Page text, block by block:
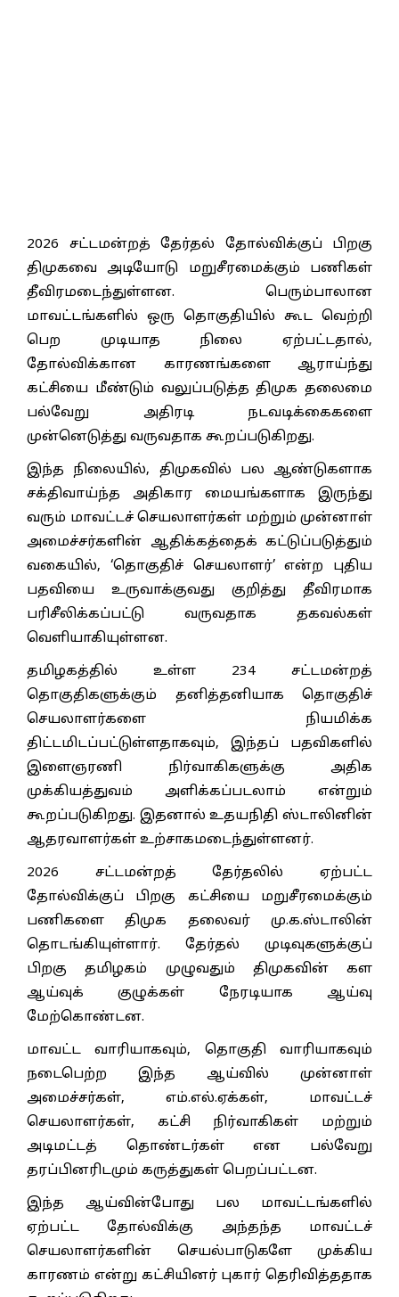
2026 சட்டமன்றத் தேர்தல் தோல்விக்குப் பிறகு
திமுகவை அடியோடு மறுசீரமைக்கும் பணிகள்
தீவிரமடைந்துள்ளன. பெரும்பாலான
மாவட்டங்களில் ஒரு தொகுதியில் கூட வெற்றி
பெற முடியாத நிலை ஏற்பட்டதால்,
தோல்விக்கான காரணங்களை ஆராய்ந்து
கட்சியை மீண்டும் வலுப்படுத்த திமுக தலைமை
பல்வேறு அதிரடி நடவடிக்கைகளை
முன்னெடுத்து வருவதாக கூறப்படுகிறது.
இந்த நிலையில், திமுகவில் பல ஆண்டுகளாக
சக்திவாய்ந்த அதிகார மையங்களாக இருந்து
வரும் மாவட்டச் செயலாளர்கள் மற்றும் முன்னாள்
அமைச்சர்களின் ஆதிக்கத்தைக் கட்டுப்படுத்தும்
வகையில், ‘தொகுதிச் செயலாளர்’ என்ற புதிய
பதவியை உருவாக்குவது குறித்து தீவிரமாக
பரிசீலிக்கப்பட்டு வருவதாக தகவல்கள்
வெளியாகியுள்ளன.
தமிழகத்தில் உள்ள 234 சட்டமன்றத்
தொகுதிகளுக்கும் தனித்தனியாக தொகுதிச்
செயலாளர்களை நியமிக்க
திட்டமிடப்பட்டுள்ளதாகவும், இந்தப் பதவிகளில்
இளைஞரணி நிர்வாகிகளுக்கு அதிக
முக்கியத்துவம் அளிக்கப்படலாம் என்றும்
கூறப்படுகிறது. இதனால் உதயநிதி ஸ்டாலினின்
ஆதரவாளர்கள் உற்சாகமடைந்துள்ளனர்.
2026 சட்டமன்றத் தேர்தலில் ஏற்பட்ட
தோல்விக்குப் பிறகு கட்சியை மறுசீரமைக்கும்
பணிகளை திமுக தலைவர் மு.க.ஸ்டாலின்
தொடங்கியுள்ளார். தேர்தல் முடிவுகளுக்குப்
பிறகு தமிழகம் முழுவதும் திமுகவின் கள
ஆய்வுக் குழுக்கள் நேரடியாக ஆய்வு
மேற்கொண்டன.
மாவட்ட வாரியாகவும், தொகுதி வாரியாகவும்
நடைபெற்ற இந்த ஆய்வில் முன்னாள்
அமைச்சர்கள், எம்.எல்.ஏக்கள், மாவட்டச்
செயலாளர்கள், கட்சி நிர்வாகிகள் மற்றும்
அடிமட்டத் தொண்டர்கள் என பல்வேறு
தரப்பினரிடமும் கருத்துகள் பெறப்பட்டன.
இந்த ஆய்வின்போது பல மாவட்டங்களில்
ஏற்பட்ட தோல்விக்கு அந்தந்த மாவட்டச்
செயலாளர்களின் செயல்பாடுகளே முக்கிய
காரணம் என்று கட்சியினர் புகார் தெரிவித்ததாக